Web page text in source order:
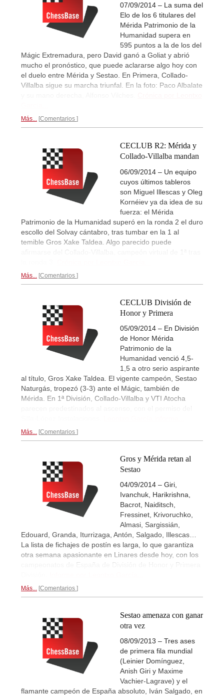
07/09/2014 – La suma del
Elo de los 6 titulares del
Mérida Patrimonio de la
Humanidad supera en
595 puntos a la de los del
Mágic Extremadura, pero David ganó a Goliat y abrió
mucho el pronóstico, que puede aclararse algo hoy con
el duelo entre Mérida y Sestao. En Primera, Collado-
Villalba sigue su marcha triunfal. En la foto: Paco Albalate
Más... Comentarios
CECLUB R2: Mérida y
Collado-Villalba mandan
06/09/2014 – Un equipo
cuyos últimos tableros
son Miguel Illescas y Oleg
Kornéiev ya da idea de su
fuerza: el Mérida
Patrimonio de la Humanidad superó en la ronda 2 el duro
escollo del Solvay cántabro, tras tumbar en la 1 al
temible Gros Xake Taldea. Algo parecido puede
afirmarse del Collado-Villalba, campeón virtual de 1ª tras
Más... Comentarios
CECLUB División de
Honor y Primera
05/09/2014 – En División
de Honor Mérida
Patrimonio de la
Humanidad venció 4,5-
1,5 a otro serio aspirante
al título, Gros Xake Taldea. El vigente campeón, Sestao
Naturgás, tropezó (3-3) ante el Mágic, también de
Mérida. En 1ª División, Collado-Villalba y VTI Atocha
parecen predestinados al ascenso, con el permiso del
Más... Comentarios
Gros y Mérida retan al
Sestao
04/09/2014 – Giri,
Ivanchuk, Harikrishna,
Bacrot, Naiditsch,
Fressinet, Krivoruchko,
Almasi, Sargissián,
Edouard, Granda, Iturrizaga, Antón, Salgado, Illescas…
La lista de fichajes de postín es larga, lo que garantiza
otra semana apasionante en Linares desde hoy, con los
campeonatos de España de División de Honor y Primera
Más... Comentarios
Sestao amenaza con ganar
otra vez
08/09/2013 – Tres ases
de primera fila mundial
(Leinier Domínguez,
Anish Giri y Maxime
Vachier-Lagrave) y el
flamante campeón de España absoluto, Iván Salgado, en